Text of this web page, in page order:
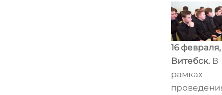
16 февраля,
Витебск.В
рамках